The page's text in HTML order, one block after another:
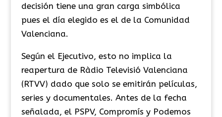
decisión tiene una gran carga simbólica
pues el día elegido es el de la Comunidad
Valenciana.
Según el Ejecutivo, esto no implica la
reapertura de Ràdio Televisió Valenciana
(RTVV) dado que solo se emitirán películas,
series y documentales. Antes de la fecha
señalada, el PSPV, Compromís y Podemos